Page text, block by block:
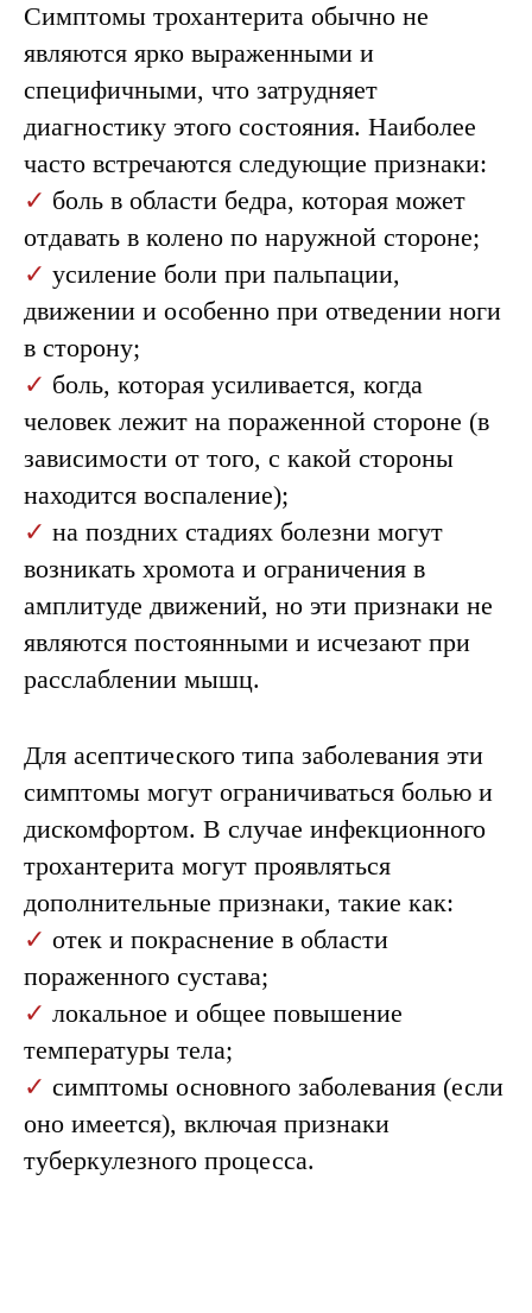
Симптомы трохантерита обычно не
являются ярко выраженными и
специфичными, что затрудняет
диагностику этого состояния. Наиболее
часто встречаются следующие признаки:
✓ боль в области бедра, которая может
отдавать в колено по наружной стороне;
✓ усиление боли при пальпации,
движении и особенно при отведении ноги
в сторону;
✓ боль, которая усиливается, когда
человек лежит на пораженной стороне (в
зависимости от того, с какой стороны
находится воспаление);
✓ на поздних стадиях болезни могут
возникать хромота и ограничения в
амплитуде движений, но эти признаки не
являются постоянными и исчезают при
расслаблении мышц.
Для асептического типа заболевания эти
симптомы могут ограничиваться болью и
дискомфортом. В случае инфекционного
трохантерита могут проявляться
дополнительные признаки, такие как:
✓ отек и покраснение в области
пораженного сустава;
✓ локальное и общее повышение
температуры тела;
✓ симптомы основного заболевания (если
оно имеется), включая признаки
туберкулезного процесса.